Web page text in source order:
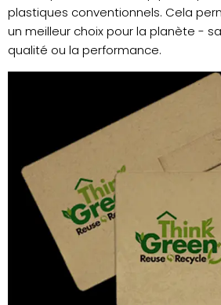
plastiques conventionnels. Cela
un meilleur choix pour la planète -
qualité ou la performance.